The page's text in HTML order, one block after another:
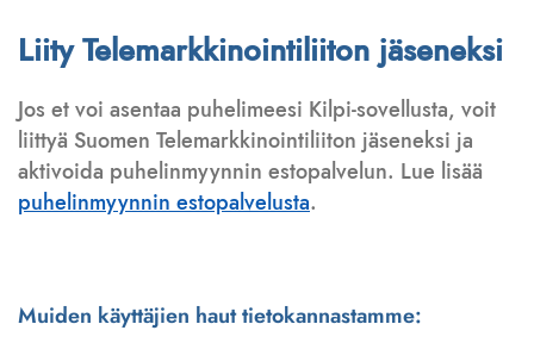
Liity Telemarkkinointiliiton jäseneksi
Jos et voi asentaa puhelimeesi Kilpi-sovellusta, voit
liittyä Suomen Telemarkkinointiliiton jäseneksi ja
aktivoida puhelinmyynnin estopalvelun. Lue lisää
puhelinmyynnin estopalvelusta.
Muiden käyttäjien haut tietokannastamme: